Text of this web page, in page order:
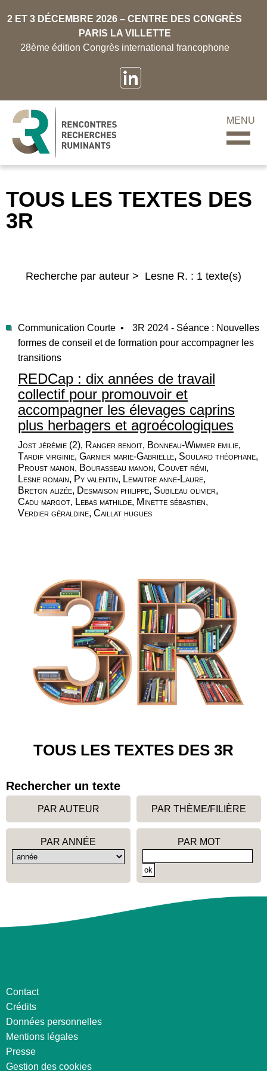
2 ET 3 DÉCEMBRE 2026 – CENTRE DES CONGRÈS
PARIS LA VILLETTE
28ème édition Congrès international francophone
MENU
TOUS LES TEXTES DES
3R
Recherche par auteur > Lesne R. : 1 texte(s)
Communication Courte •
3R 2024 - Séance : Nouvelles
formes de conseil et de formation pour accompagner les
transitions
REDCap : dix années de travail
collectif pour promouvoir et
accompagner les élevages caprins
plus herbagers et agroécologiques
Jost jérémie (2), Ranger benoit, Bonneau-Wimmer emilie,
Tardif virginie, Garnier marie-Gabrielle, Soulard théophane,
Proust manon, Bourasseau manon, Couvet rémi,
Lesne romain, Py valentin, Lemaitre anne-Laure,
Breton alizée, Desmaison philippe, Subileau olivier,
Cadu margot, Lebas mathilde, Minette sébastien,
Verdier géraldine, Caillat hugues
TOUS LES TEXTES DES 3R
Rechercher un texte
PAR AUTEUR PAR THÈME/FILIÈRE
PAR ANNÉE PAR MOT
Contact
Crédits
Données personnelles
Mentions légales
Presse
Gestion des cookies